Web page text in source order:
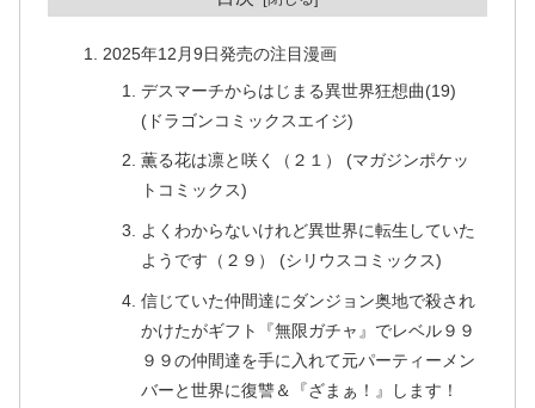
2025年12月9日発売の注目漫画
デスマーチからはじまる異世界狂想曲(19)
(ドラゴンコミックスエイジ)
薫る花は凛と咲く（２１） (マガジンポケッ
トコミックス)
よくわからないけれど異世界に転生していた
ようです（２９） (シリウスコミックス)
信じていた仲間達にダンジョン奥地で殺され
かけたがギフト『無限ガチャ』でレベル９９
９９の仲間達を手に入れて元パーティーメン
バーと世界に復讐＆『ざまぁ！』します！